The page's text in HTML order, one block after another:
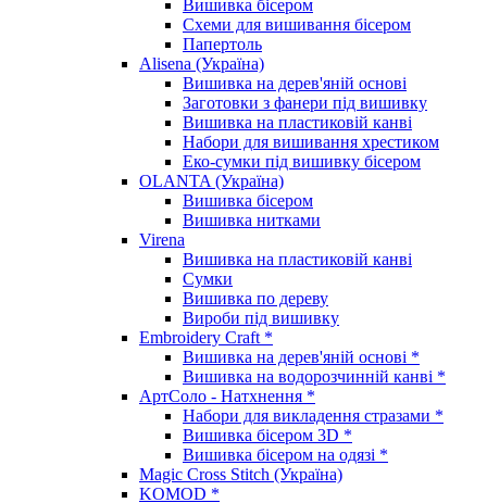
Вишивка бісером
Схеми для вишивання бісером
Папертоль
Alisena (Україна)
Вишивка на дерев'яній основі
Заготовки з фанери під вишивку
Вишивка на пластиковій канві
Набори для вишивання хрестиком
Еко-сумки під вишивку бісером
OLANTA (Україна)
Вишивка бісером
Вишивка нитками
Virena
Вишивка на пластиковій канві
Сумки
Вишивка по дереву
Вироби під вишивку
Embroidery Craft *
Вишивка на дерев'яній основі *
Вишивка на водорозчинній канві *
АртСоло - Натхнення *
Набори для викладення стразами *
Вишивка бісером 3D *
Вишивка бісером на одязі *
Magic Cross Stitch (Україна)
KOMOD *